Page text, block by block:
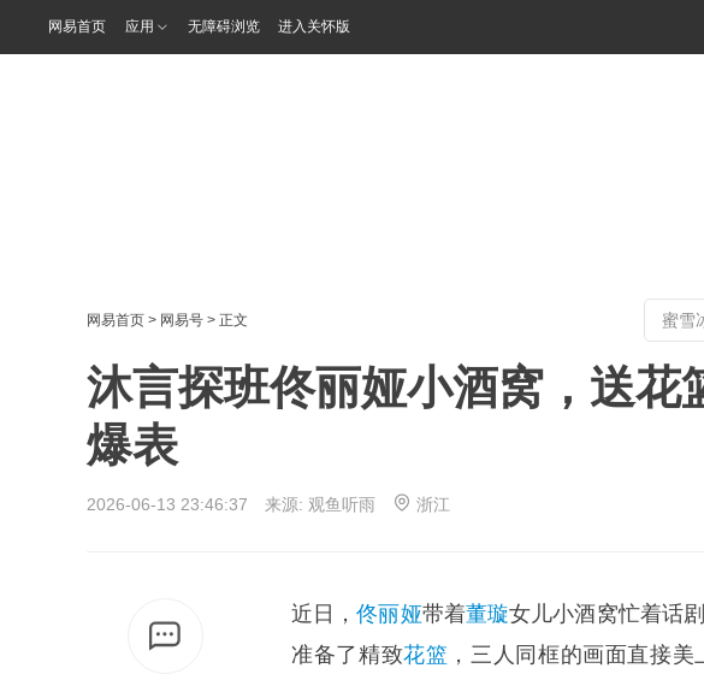
网易首页 应用 无障碍浏览 进入关怀版
网易首页 > 网易号 > 正文
沐言探班佟丽娅小酒窝，送花
爆表
2026-06-13 23:46:37 来源: 观鱼听雨 浙江
近日，佟丽娅带着董璇女儿小酒窝忙着话
准备了精致花篮 ，三人同框的画面直接